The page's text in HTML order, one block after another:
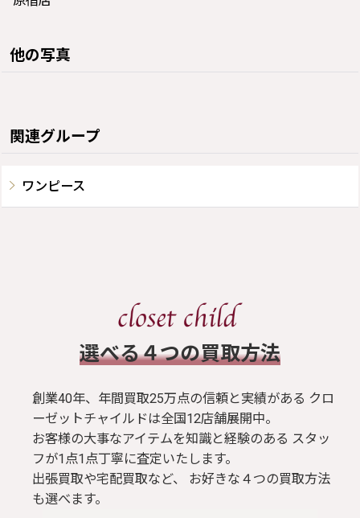
他の写真
関連グループ
ワンピース
​選べる４つの買取方法
創業40年、年間買取25万点の信頼と実績がある クロ
ーゼットチャイルドは全国12店舗展開中。
お客様の大事なアイテムを知識と経験のある スタッ
フが1点1点丁寧に査定いたします。
出張買取や宅配買取など、 お好きな４つの買取方法
も選べます。